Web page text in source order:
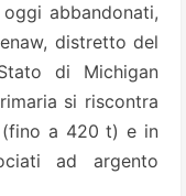
abbandonati,
distretto del
di Michigan
si riscontra
(fino a 420 t) e in
ad argento